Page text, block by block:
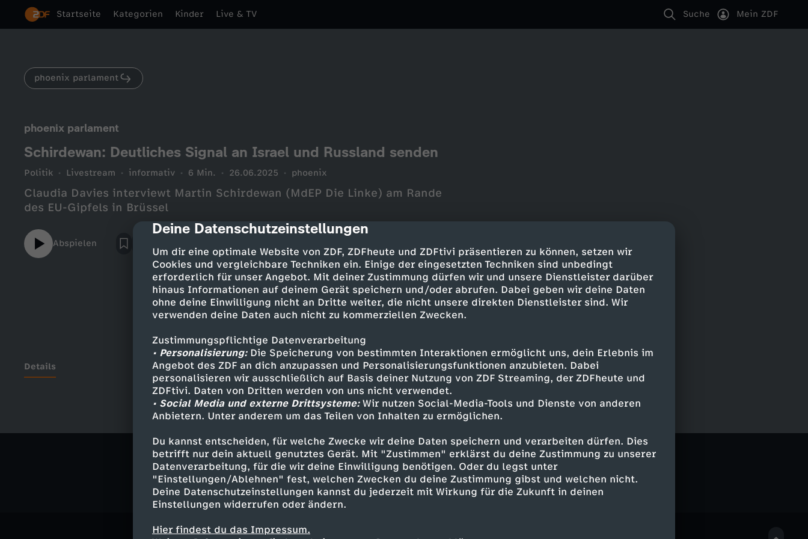
cmp-dialog-description
Deine Datenschutzeinstellungen
Um dir eine optimale Website von ZDF, ZDFheute und ZDFtivi präsentieren zu können, setzen wir
Cookies und vergleichbare Techniken ein. Einige der eingesetzten Techniken sind unbedingt
erforderlich für unser Angebot. Mit deiner Zustimmung dürfen wir und unsere Dienstleister darüber
hinaus Informationen auf deinem Gerät speichern und/oder abrufen. Dabei geben wir deine Daten
ohne deine Einwilligung nicht an Dritte weiter, die nicht unsere direkten Dienstleister sind. Wir
verwenden deine Daten auch nicht zu kommerziellen Zwecken.
Zustimmungspflichtige Datenverarbeitung
• Personalisierung:Die Speicherung von bestimmten Interaktionen ermöglicht uns, dein Erlebnis im
Angebot des ZDF an dich anzupassen und Personalisierungsfunktionen anzubieten. Dabei
personalisieren wir ausschließlich auf Basis deiner Nutzung von ZDF Streaming, der ZDFheute und
ZDFtivi. Daten von Dritten werden von uns nicht verwendet.
• Social Media und externe Drittsysteme:Wir nutzen Social-Media-Tools und Dienste von anderen
Anbietern. Unter anderem um das Teilen von Inhalten zu ermöglichen.
Du kannst entscheiden, für welche Zwecke wir deine Daten speichern und verarbeiten dürfen. Dies
betrifft nur dein aktuell genutztes Gerät. Mit "Zustimmen" erklärst du deine Zustimmung zu unserer
Datenverarbeitung, für die wir deine Einwilligung benötigen. Oder du legst unter
"Einstellungen/Ablehnen" fest, welchen Zwecken du deine Zustimmung gibst und welchen nicht.
Deine Datenschutzeinstellungen kannst du jederzeit mit Wirkung für die Zukunft in deinen
Einstellungen widerrufen oder ändern.
Hier findest du das Impressum.
Startseite Kategorien Kinder Live & TV Suche Mein ZDF
phoenix parlament
phoenix parlament
Schirdewan: Deutliches Signal an Israel und Russland senden
Politik Livestream informativ 6 Min. 26.06.2025 phoenix
Claudia Davies interviewt Martin Schirdewan (MdEP Die Linke) am Rande
des EU-Gipfels in Brüssel
Abspielen
Details
Ähnliche Inhalte entdecken
Politik Livestream informativ phoenix parlament